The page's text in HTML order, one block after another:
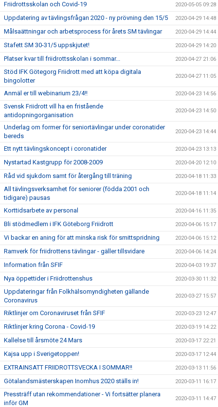
Friidrottsskolan och Covid-19 2020-05-05 09:28
Uppdatering av tävlingsfrågan 2020 - ny prövning den 15/5 2020-04-29 14:48
Målsaättningar och arbetsprocess för årets SM tävlingar 2020-04-29 14:44
Stafett SM 30-31/5 uppskjutet! 2020-04-29 14:20
Platser kvar till friidrottsskolan i sommar... 2020-04-27 21:06
Stöd IFK Götegorg Friidrott med att köpa digitala
bingolotter
2020-04-27 11:05
Anmäl er till webinarium 23/4!! 2020-04-23 14:56
Svensk Friidrott vill ha en fristående
antidopningorganisation
2020-04-23 14:50
Underlag om former för seniortävlingar under coronatider
bereds
2020-04-23 14:44
Ett nytt tävlingskoncept i coronatider 2020-04-23 13:13
Nystartad Kastgrupp för 2008-2009 2020-04-20 12:10
Råd vid sjukdom samt för återgång till träning 2020-04-18 11:33
All tävlingsverksamhet för seniorer (födda 2001 och
tidigare) pausas
2020-04-18 11:14
Korttidsarbete av personal 2020-04-16 11:35
Bli stödmedlem i IFK Göteborg Friidrott 2020-04-06 15:17
Vi backar en aning för att minska risk för smittspridning 2020-04-06 15:12
Ramverk för friidrottens tävlingar - gäller tillsvidare 2020-04-06 14:24
Information från SFIF 2020-04-03 19:37
Nya öppettider i Friidrottenshus 2020-03-30 11:32
Uppdateringar från Folkhälsomyndigheten gällande
Coronavirus
2020-03-27 15:57
Riktlinjer om Coronaviruset från SFIF 2020-03-23 12:47
Riktlinjer kring Corona - Covid-19 2020-03-19 14:22
Kallelse till årsmöte 24 Mars 2020-03-17 22:21
Kajsa upp i Sverigetoppen! 2020-03-17 12:44
EXTRAINSATT FRIIDROTTSVECKA I SOMMAR!! 2020-03-13 11:56
Götalandsmästerskapen Inomhus 2020 ställs in! 2020-03-11 16:17
Pressträff utan rekommendationer - Vi fortsätter planera
inför GM
2020-03-11 14:47